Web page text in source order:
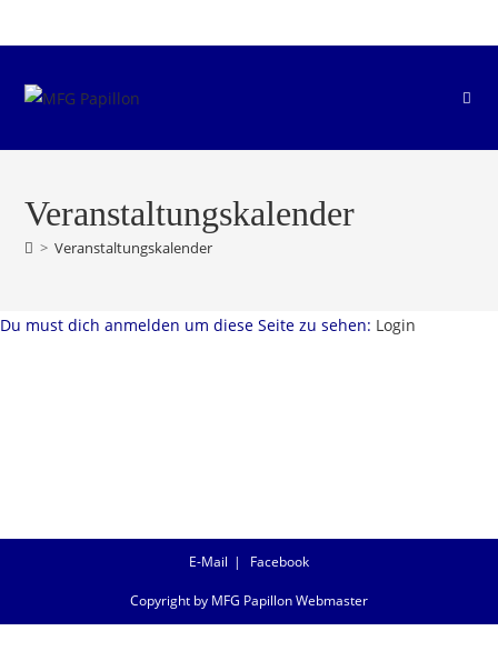
Inhalt
Veranstaltungskalender
> Veranstaltungskalender
Du must dich anmelden um diese Seite zu sehen: Login
E-Mail Facebook
Copyright by MFG Papillon Webmaster